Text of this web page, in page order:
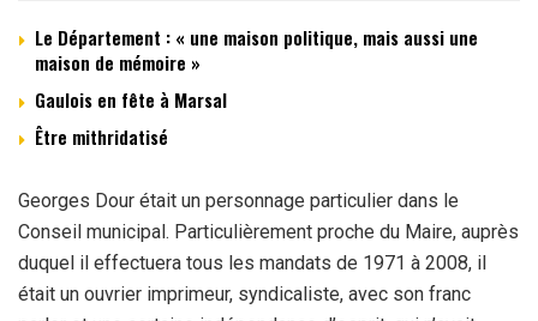
Le Département : « une maison politique, mais aussi une
maison de mémoire »
Gaulois en fête à Marsal
Être mithridatisé
Georges Dour était un personnage particulier dans le
Conseil municipal. Particulièrement proche du Maire, auprès
duquel il effectuera tous les mandats de 1971 à 2008, il
était un ouvrier imprimeur, syndicaliste, avec son franc